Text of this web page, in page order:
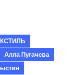
Алла Пугачева